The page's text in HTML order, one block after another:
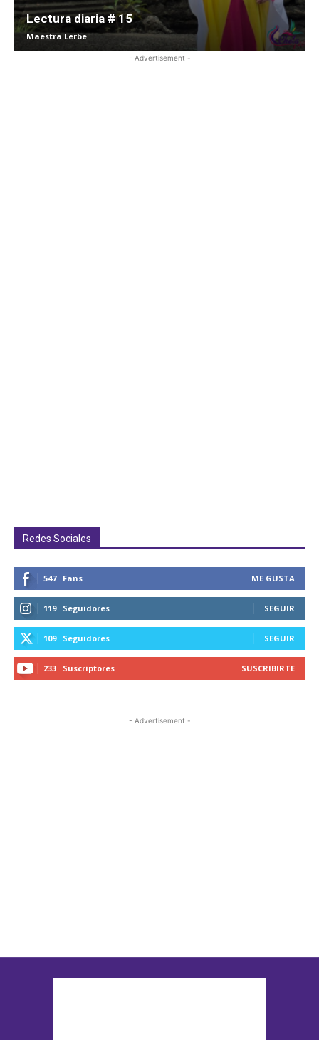
Lectura diaria # 15
Maestra Lerbe
- Advertisement -
Redes Sociales
547 Fans ME GUSTA
119 Seguidores SEGUIR
109 Seguidores SEGUIR
233 Suscriptores SUSCRIBIRTE
- Advertisement -